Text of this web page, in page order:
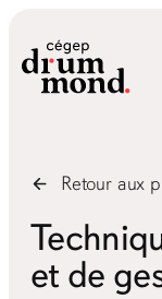
Retour aux
et de